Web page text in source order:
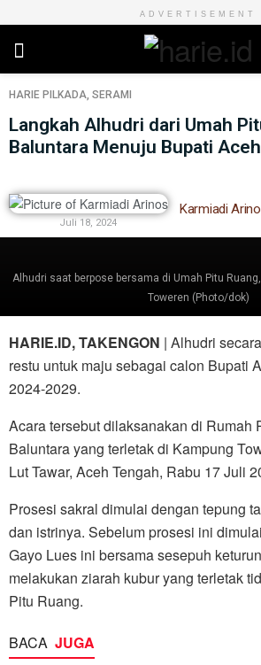
ADVERTISEMENT
HARIE PILKADA, SERAMI
Langkah Alhudri dari Umah
Baluntara Menuju Bupati
Karmiadi
Juli 18, 2024
Alhudri saat berpose bersama di Umah Pitu
Toweren (Photo/dok)
HARIE.ID, TAKENGON | Alhudri
restu untuk maju sebagai calon Bupati
2024-2029.
Acara tersebut dilaksanakan di Rumah
Baluntara yang terletak di Kampung
Lut Tawar, Aceh Tengah, Rabu 17 Juli
Prosesi sakral dimulai dengan tepung
dan istrinya. Sebelum prosesi ini
Gayo Lues ini bersama sesepuh
melakukan ziarah kubur yang terletak
Pitu Ruang.
BACA JUGA